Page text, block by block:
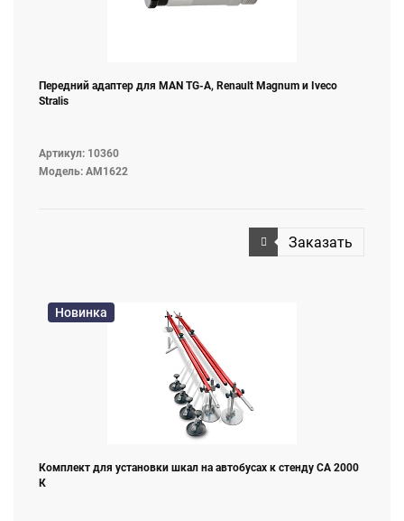
Передний адаптер для MAN TG-A, Renault Magnum и Iveco
Stralis
Артикул: 10360
Модель: AM1622
Заказать
Новинка
Комплект для установки шкал на автобусах к стенду СА 2000
К